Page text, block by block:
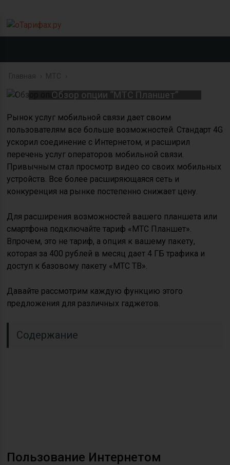
Главная МТС
Обзор опции “МТС Планшет”
Рынок услуг мобильной связи дает своим
пользователям все больше возможностей. Стандарт 4G
ускорил соединение с Интернетом, и расширил
перечень услуг операторов мобильной связи.
Привычным стал просмотр видео со своих мобильных
устройств. Все более расширяющаяся сеть и
конкуренция на рынке постепенно снижает цену.
Для расширения возможностей вашего планшета или
смартфона подключайте тариф «МТС Планшет».
Впрочем, это не тариф, а опция к вашему пакету,
которая за 400 рублей в месяц дает 4 ГБ трафика и
доступ к базовому пакету «МТС ТВ».
Давайте рассмотрим каждую функцию этого
предложения для различных гаджетов.
Содержание
Пользование Интернетом